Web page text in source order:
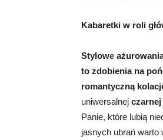
Kabaretki w roli
Stylowe
to zdobienia na
romantyczną
uniwersalnej
Panie, które lubią
jasnych ubrań warto